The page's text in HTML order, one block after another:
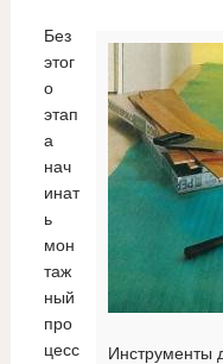
Инструменты
Без
этог
о
этап
а
нач
инат
ь
мон
таж
ный
про
цесс